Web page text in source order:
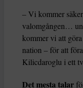
– Vi kommer
valomgången…
kommer vi att
nation – för att
Kilicdaroglu i ett
Det mesta talar